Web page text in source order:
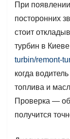
При
посторонних
стоит
турбин в
turbin/remont-
когда
топлива и
Проверка —
получится